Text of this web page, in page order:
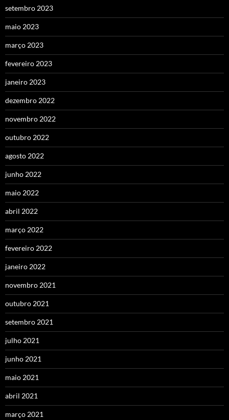
setembro 2023
maio 2023
março 2023
fevereiro 2023
janeiro 2023
dezembro 2022
novembro 2022
outubro 2022
agosto 2022
junho 2022
maio 2022
abril 2022
março 2022
fevereiro 2022
janeiro 2022
novembro 2021
outubro 2021
setembro 2021
julho 2021
junho 2021
maio 2021
abril 2021
março 2021